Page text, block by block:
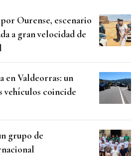
por Ourense, escenario
a gran velocidad de
en Valdeorras: un
vehículos coincide
grupo de